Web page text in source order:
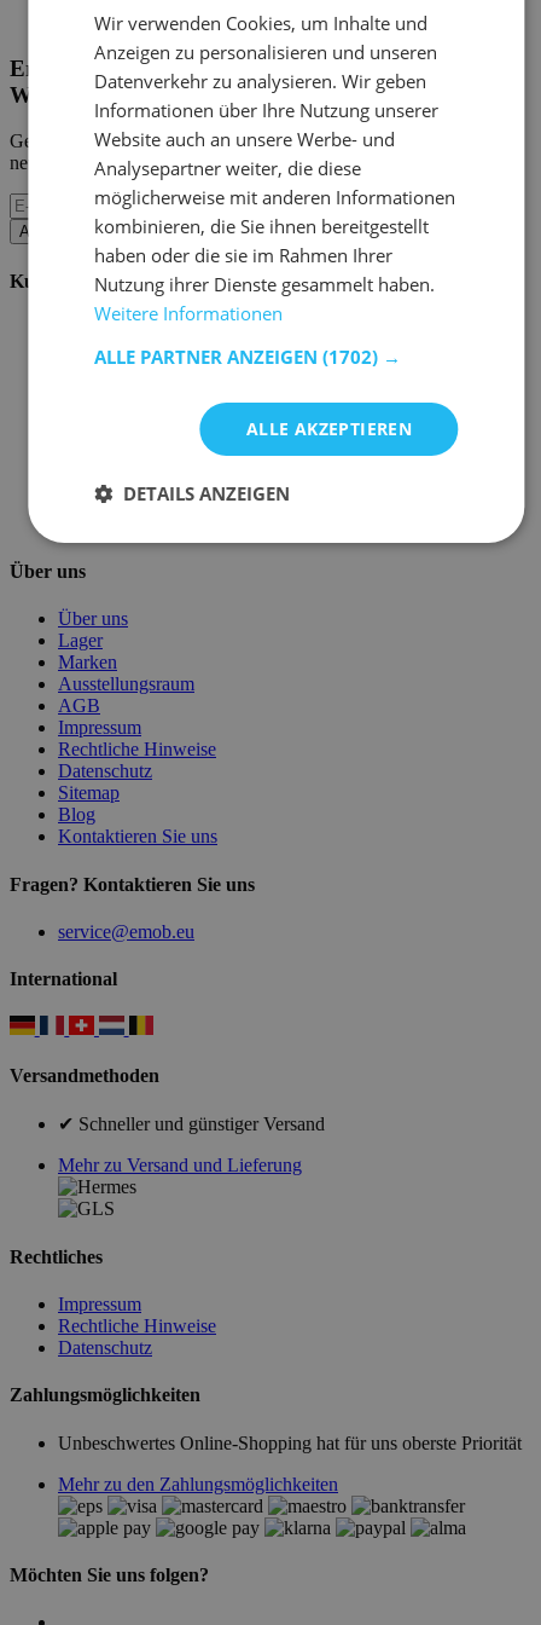
Home Emob|Mein Konto
Erhalten Sie unsere neuen Kollektionen und
Werbeaktionen.
Geben Sie uns Ihre E-Mail und Sie werden monatlich über die
neuesten Ereignisse informiert.
Abonnieren
Kundenservice
Zahlungsmöglichkeiten
Stornieren oder retournieren
Pflegehinweise
Paswort Vergessen?
Über uns
Über uns
Lager
Marken
Ausstellungsraum
AGB
Impressum
Rechtliche Hinweise
Datenschutz
Sitemap
Blog
Kontaktieren Sie uns
Fragen? Kontaktieren Sie uns
service@emob.eu
International
Versandmethoden
✔ Schneller und günstiger Versand
Mehr zu Versand und Lieferung
Rechtliches
Impressum
Rechtliche Hinweise
Datenschutz
Zahlungsmöglichkeiten
Unbeschwertes Online-Shopping hat für uns oberste Priorität
Mehr zu den Zahlungsmöglichkeiten
Möchten Sie uns folgen?
Wir verwenden Cookies, um Inhalte und
Anzeigen zu personalisieren und unseren
Datenverkehr zu analysieren. Wir geben
Informationen über Ihre Nutzung unserer
Website auch an unsere Werbe- und
Analysepartner weiter, die diese
möglicherweise mit anderen Informationen
kombinieren, die Sie ihnen bereitgestellt
haben oder die sie im Rahmen Ihrer
Nutzung ihrer Dienste gesammelt haben.
Weitere Informationen
ALLE PARTNER ANZEIGEN (1702) →
ALLE AKZEPTIEREN
DETAILS ANZEIGEN